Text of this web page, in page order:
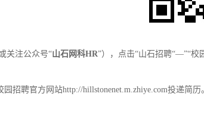
关注公众号“山石网科HR”），点击“山石招聘“—”“校
园招聘官方网站http://hillstonenet.m.zhiye.com投递简历